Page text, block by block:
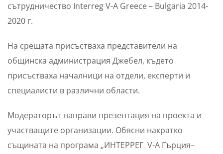
сътрудничество Interreg V-А Greece – Bulgaria 2014-
2020 г.
На срещата присъстваха представители на
общинска администрация Джебел, където
присъстваха началници на отдели, експерти и
специалисти в различни области.
Модераторът направи презентация на проекта и
участващите организации. Обясни накратко
същината на програма „ИНТЕРРЕГ V-A Гърция–